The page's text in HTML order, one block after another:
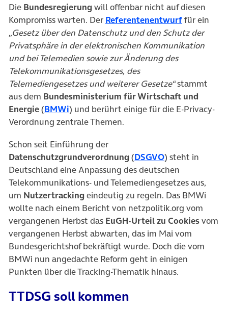
Die Bundesregierung will offenbar nicht auf diesen
Kompromiss warten. Der Referentenentwurf(öffnet in
für ein
„Gesetz über den Datenschutz und den Schutz der
Privatsphäre in der elektronischen Kommunikation
und bei Telemedien sowie zur Änderung des
Telekommunikationsgesetzes, des
Telemediengesetzes und weiterer Gesetze“stammt
aus dem Bundesministerium für Wirtschaft und
Energie(BMWi(öffnet in neuem Tab)
) und berührt einige für die E-Privacy-
Verordnung zentrale Themen.
Schon seit Einführung der
Datenschutzgrundverordnung (DSGVO(öffnet in
) steht in
Deutschland eine Anpassung des deutschen
Telekommunikations- und Telemediengesetzes aus,
um Nutzertracking eindeutig zu regeln. Das BMWi
wollte nach einem Bericht von netzpolitik.org vom
vergangenen Herbst das EuGH-Urteil zu Cookiesvom
vergangenen Herbst abwarten, das im Mai vom
Bundesgerichtshof bekräftigt wurde. Doch die vom
BMWi nun angedachte Reform geht in einigen
Punkten über die Tracking-Thematik hinaus.
TTDSG soll kommen